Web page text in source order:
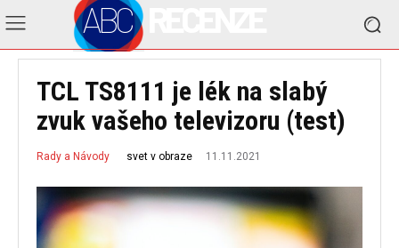
ABC
TCL TS8111 je lék na slabý
zvuk vašeho televizoru (test)
Rady a Návody svet v obraze 11.11.2021